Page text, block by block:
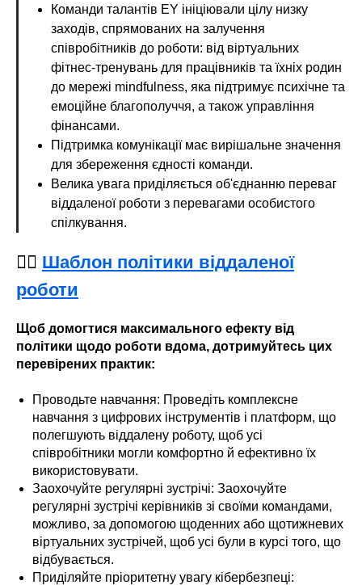
Команди талантів EY ініціювали цілу низку
заходів, спрямованих на залучення
співробітників до роботи: від віртуальних
фітнес-тренувань для працівників та їхніх родин
до мережі mindfulness, яка підтримує психічне та
емоційне благополуччя, а також управління
фінансами.
Підтримка комунікації має вирішальне значення
для збереження єдності команди.
Велика увага приділяється об'єднанню переваг
віддаленої роботи з перевагами особистого
спілкування.
👉🏻 Шаблон політики віддаленої
роботи
Щоб домогтися максимального ефекту від
політики щодо роботи вдома, дотримуйтесь цих
перевірених практик:
Проводьте навчання: Проведіть комплексне
навчання з цифрових інструментів і платформ, що
полегшують віддалену роботу, щоб усі
співробітники могли комфортно й ефективно їх
використовувати.
Заохочуйте регулярні зустрічі: Заохочуйте
регулярні зустрічі керівників зі своїми командами,
можливо, за допомогою щоденних або щотижневих
віртуальних зустрічей, щоб усі були в курсі того, що
відбувається.
Приділяйте пріоритетну увагу кібербезпеці: